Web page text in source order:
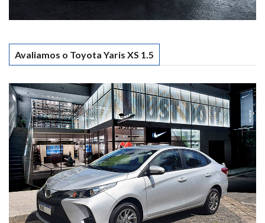
Avaliamos o Toyota Yaris XS 1.5